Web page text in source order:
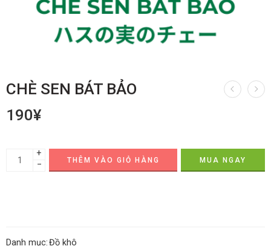
CHÈ SEN BÁT BẢO
190¥
+
−
THÊM VÀO GIỎ HÀNG MUA NGAY
Danh mục:Đồ khô